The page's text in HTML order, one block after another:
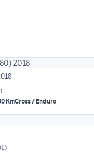
)
KmCross / Enduro
)